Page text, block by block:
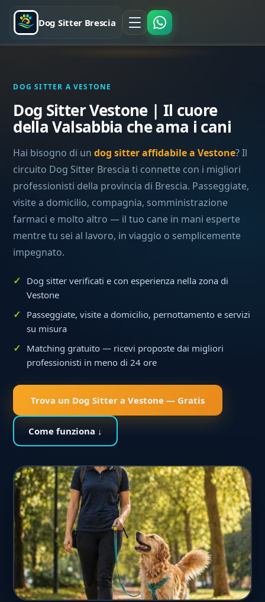
Dog Sitter Brescia
DOG SITTER A VESTONE
Dog Sitter Vestone | Il cuore
della Valsabbia che ama i cani
Hai bisogno di undog sitter affidabile a Vestone? Il
circuito Dog Sitter Brescia ti connette con i migliori
professionisti della provincia di Brescia. Passeggiate,
visite a domicilio, compagnia, somministrazione
farmaci e molto altro — il tuo cane in mani esperte
mentre tu sei al lavoro, in viaggio o semplicemente
impegnato.
Dog sitter verificati e con esperienza nella zona di
Vestone
Passeggiate, visite a domicilio, pernottamento e servizi
su misura
Matching gratuito — ricevi proposte dai migliori
professionisti in meno di 24 ore
Trova un Dog Sitter a Vestone — Gratis
Come funziona ↓